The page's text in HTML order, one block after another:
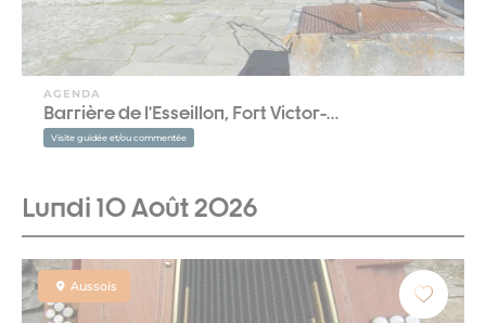
AGENDA
Barrière de l’Esseillon, Fort Victor-…
Visite guidée et/ou commentée
Lundi 10 Août 2026
Aussois